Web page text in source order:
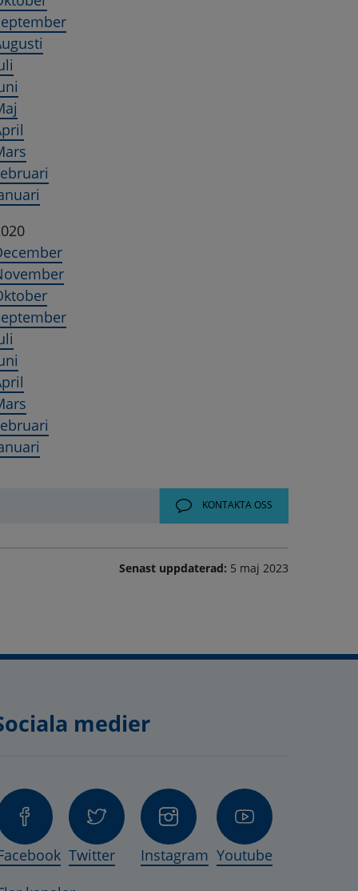
KONTAKTA OSS
Senast uppdaterad: 5 maj 2023
i nytt fönster.
öppnas i nytt fönster.
öppnas i nytt fönster.
medier
Twitter Instagram Youtube